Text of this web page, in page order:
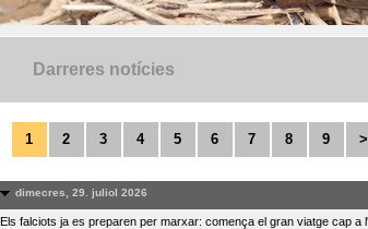
Darreres notícies
1 2 3 4 5 6 7 8 9 >
dimecres, 29. juliol 2026
Els falciots ja es preparen per marxar: comença el gran viatge cap a